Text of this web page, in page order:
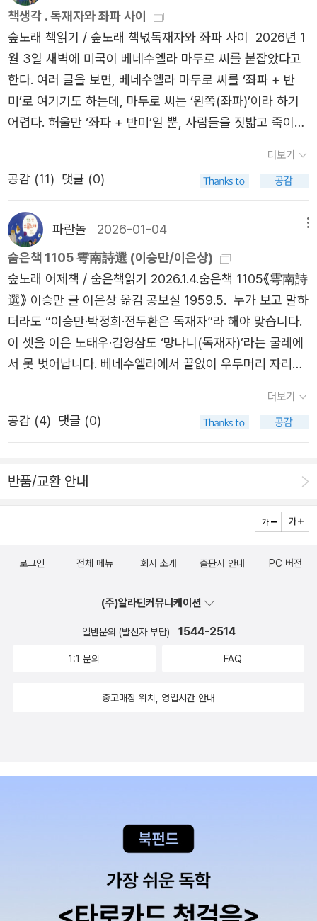
심으로 한 민주주의의 회복 전략을 제시하는 실질적 지침서
로 역할 한다. 독재자가 직면하는 핵심적인 문제, 공포와 침
묵 “비뚤어진 사람들이 독재자가 되면 독재정치가 그들을
더 망가뜨릴 수 있다.”(102쪽) 마르첼 디르주스는 먼저 독재
자의 권력 메커니즘을 분석한다. 저자의 표현으로 한번 올라
서면 “결코 내려설 수 없는 트레드밀에 갇힌” 독재자들은,
불안정한 권력 위에 서 있음을 증명한다. 이는 ‘독재자의 딜
레마’(89쪽)에 기인한다. 독재정권은 외부뿐만 아니라 독재
자 본인에게도 불투명해서, 독재자가 국가 전반을 관리하기
매우 어려운 구조임을 짚는다. 하여 독재자는 권력을 유지하
기 위해 끊임없이 공포 분위기를 조성할 수밖에 없다. 독재
자가 권력을 유지하는 주요 방법은 1) 충성 기반의 엘리트
구조 강화, 2) 정권 전복을 방지하기 위한 군과 정보기관의
업무 분산 및 중첩화, 3) 대중 통제를 위한 언론 억압과 정보
조작이다. 이러한 구조는 매우 불안정하다. 측근은 언제든
권력을 탐할 수 있고, 군 엘리트는 정치적 배제에 불만을 품
기 쉽다. 부패와 정실주의는 대중을 소외시켜 체제의 정당성
자체를 약화한다. 가장 핵심적인 문제는, 독재자가 조장한
공포로 인해 비판 세력이 자신의 생각을 입 밖에 내지 못하
람이 정말 정부 이념을 지지하는 것인가, 아니면 독재자의
는 것인가? 독재자는 알 수 없다.” 독재정권에서 진실을 말
적을 도처에 두른 외로운 존재로 전락하고, 현실감각을 잃은
독재자는 왜 현실을 보지 못하는가? 김정은은 “어려서부터
현실에 대한 시각을 심각하게 왜곡하는 경험을 가지고 권좌
대적인 태도”(102쪽)로 전쟁범죄를 정당화했다. 시진핑은 2
시시스트의 피해망상과 공격성, 도덕적 판단 결여가 동반된
가 핵무기 개발을 비롯한 국가의 여러 전략적 목표를 제대로
개인에게 집중된 정부 시스템으로는 전반적인 문제점을 파
악하기 어려웠으며, 과학자들이 하는 일을 감시하고 이해할
으로 마음이 꿈틀거린다든지, 하룻밤 꿈으로 끝난다든지 했
다면 시큰둥하거나 따분했으리라고 본다. 줄거리는 흔하다
고 할 텐데, 마무리를 잘 지었기에 여러모로 돌아볼 만하다
고 느낀다. ‘푸른엄지’를 다룬 아름책이 살짝 떠오른다. 일본
에서 1990년에 “チスト みどりのおやゆび”라는 보임꽃을
선보인 적 있고, 뜻밖에도 유튜브에 일본말로 통째로 있네.
그들이 1979∼80년에 박정희·전두환을 고꾸라뜨렸다면 우
리로서는 어떤 마음일는지 가만히 곱씹어 본다. 방아쇠는 안
당겨야 하고, 방아쇠를 당길 불벼락은 없어야 한다. 그런데
꼭두각시(이란 독재자)는 여태까지 숱한 들꽃을 마구잡이로
쏘아죽였다. 이란 꼭두각시는 여태 그이가 저지른 대로 돌려
받은 삶이지 않나? 우리가 아름길(평화)을 바란다면, 우리
손가락은 ‘미국 삿대질’에서 멈추지 말고 ‘푸른별 모든 꼭두
각시’를 떨구고서 널리 어깨동무하는 푸른길을 바라볼 노릇
이라고 생각한다.https://www.youtube.com/watch?v=n
l8j0rdnLLoㅍㄹㄴ글 : 숲노래·파란놀(최종규). 낱말책을 쓴
다. 《풀꽃나무 들숲노래 동시 따라쓰기》, 《새로 쓰는 말밑
꾸러미 사전》, 《미래세대를 위한 우리말과 문해력》, 《들꽃
내음 따라 걷다가 작은책집을 보았습니다》, 《우리말꽃》,
썼다. blog.naver.com/hbooklove+조국혁신당 '하메네이
ver.com/mnews/article/003/0013794700?sid=100
프”https://n.news.naver.com/mnews/article/023/00
타격'…美 '거짓말'(종합)https://n.news.naver.com/mne
ws/article/001/0015931810?rc=N&ntype=RANKING
ww.youtube.com/watch?v=aT8JEud8Y2s[백악관 긴
mnews/article/023/0003956141?sid=100“드론사 없
부 ‘드론사 해체’ 추진하면서 50만 드론전사 양성 본격 시
동…“교육용 드론 구매 작업 착수”https://n.news.naver.c
om/mnews/article/021/0002765275?sid=100드론사
없다고 드론 작전 못 한다?…그러면 미군은 왜 안 만들까?ht
책생각 . 독재자와 좌파 사이
숲노래 책읽기 / 숲노래 책넋독재자와 좌파 사이 2026년 1
월 3일 새벽에 미국이 베네수엘라 마두로 씨를 붙잡았다고
한다. 여러 글을 보면, 베네수엘라 마두로 씨를 ‘좌파 + 반
미’로 여기기도 하는데, 마두로 씨는 ‘왼쪽(좌파)’이라 하기
어렵다. 허울만 ‘좌파 + 반미’일 뿐, 사람들을 짓밟고 죽이고
자)’ 한 놈이라고 해야 맞다. 적잖은 이는 “어떻게 한 나라
우두머리(대통령)를 붙잡느냐?”고 따지네. 마두로 씨는 ‘대
리’라든지 ‘이승만·박정희·전두환’ 같은 놈이다. 여태 사람들
을 잡아서 가두고 족치고 죽일 뿐 아니라, ‘소금밭종(염전노
예)’이라든지 ‘맨손으로 갯벌 메우는 종’으로 부리던 숱한 만
무방 가운데 하나가 베네수엘라 마두로 씨이다. 이이한테
‘대통령’ 같은 이름을 그냥 붙여도 될까? 아니지 않은가? 비
록 베네수엘라사람 스스로 만무방을 끌어내리지 못했더라
도, 만무방은 끌어내려야 맞다. 적잖은 벼슬꾼은 만무방한테
지냈다지만, 벼슬자리와 우두머리를 꿰차며 저지른 짓이란
‘일꾼(노동자)’하고는 그냥 멀 뿐 아니라, 망나니라고 해야
맞다. 만무방에 망나니로 뒹구는 놈과 무리가 “난 왼쪽인
건 오른쪽이건 말썽꾼은 말썽꾼이다. 이쪽이건 저쪽이건 나
리이다. 지난날 인도가 ‘영국 식민지’에서 벗어나던 일을 떠
굴레에서 벗어나던 일을 되새겨 본다. 베트남이 ‘프랑스 식
나라는 ‘중국 사대주의’라는 차꼬를 벗기까지 끔찍하게 오래
걸렸지만, 아직 중국 그늘에서 못 벗어나기도 한다. ‘베네수
엘라 독재정권 + 마약정권’ 탓에 시름시름 앓고 죽어야 하던
글 : 숲노래·파란놀(최종규). 낱말책을 쓴다. 《풀꽃나무 들숲
더보기
공감 (11) 댓글 (0)
파란놀 2026-01-04
숨은책 1105 雩南詩選 (이승만/이은상)
숲노래 어제책 / 숨은책읽기 2026.1.4.숨은책 1105《雩南詩
選》 이승만 글 이은상 옮김 공보실 1959.5. 누가 보고 말하
더라도 “이승만·박정희·전두환은 독재자”라 해야 맞습니다.
이 셋을 이은 노태우·김영삼도 ‘망나니(독재자)’라는 굴레에
서 못 벗어납니다. 베네수엘라에서 끝없이 우두머리 자리를
다. 왼길(죄파)은 망나니나 만무방일 수 없고, 사슬나라나 마
구나라일 수 없으며, 돌담을 세워서 날개꺾을 수 없습니다. 1
래’하고는 그저 먼, ‘임금섬김(가부장 + 봉건통제)’과 ‘중국
섬김(사대주의)’으로 가득한 슬픈 굴레입니다. 《雩南詩選》
은 ‘이비어천가’라 할 만한 창피한 꾸러미입니다. 지난날 공
보실이건, 오늘날 국정홍보처이건, 나라살림이나 아름노래
는 굴레에서 맴돌아요. 벼는 익을수록 고개를 숙입니다만,
없습니다.ㅍㄹㄴ리대통령각하께서 지난날 파란많은 망명시
절과 귀국후 다사다망하신 국사에 틈을 타시어 애국애족의
알려있지않은 三十一수를 이번에 노산 이은상씨의 역시로
수고를 하여주신 노산 이은상씨에게 감사를 드리는 바입니
다. 단기4292년 5월 공보실장 전성천글 : 숲노래·파란놀(최
종규). 낱말책을 쓴다. 《풀꽃나무 들숲노래 동시 따라쓰기》,
문해력》, 《들꽃내음 따라 걷다가 작은책집을 보았습니다》,
더보기
공감 (4) 댓글 (0)
반품/교환 안내
로그인 전체 메뉴 회사 소개 출판사 안내 PC 버전
(주)알라딘커뮤니케이션
일반문의 (발신자 부담) 1544-2514
1:1 문의 FAQ
중고매장 위치, 영업시간 안내